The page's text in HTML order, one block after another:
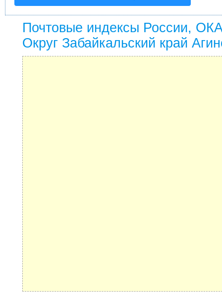
Почтовые индексы России,
Округ Забайкальский край